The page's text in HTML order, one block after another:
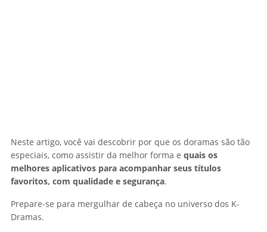
Neste artigo, você vai descobrir por que os doramas são tão
especiais, como assistir da melhor forma e quais os
melhores aplicativos para acompanhar seus títulos
favoritos, com qualidade e segurança.
Prepare-se para mergulhar de cabeça no universo dos K-
Dramas.